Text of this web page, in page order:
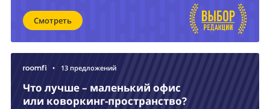
Смотреть
• 13 предложений
Что лучше – маленький офис
или коворкинг-пространство?